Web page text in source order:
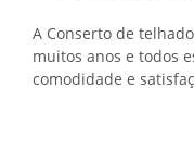
A Conserto de
muitos anos e todos
comodidade e